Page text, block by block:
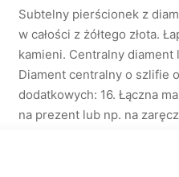
Subtelny pierścionek z
w całości z żółtego złota.
kamieni. Centralny diament
Diament centralny o szlifie
dodatkowych: 16. Łączna
na prezent lub np. na